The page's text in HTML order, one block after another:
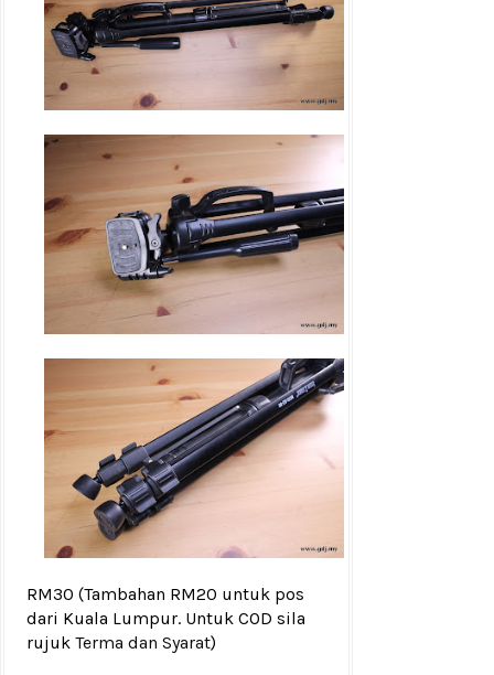
RM30 (Tambahan RM20 untuk pos
dari Kuala Lumpur. Untuk COD sila
rujuk Terma dan Syarat)